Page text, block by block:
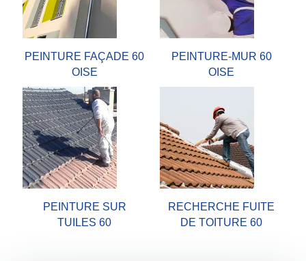
PEINTURE FAÇADE 60
OISE
PEINTURE-MUR 60
OISE
PEINTURE SUR
TUILES 60
RECHERCHE FUITE
DE TOITURE 60